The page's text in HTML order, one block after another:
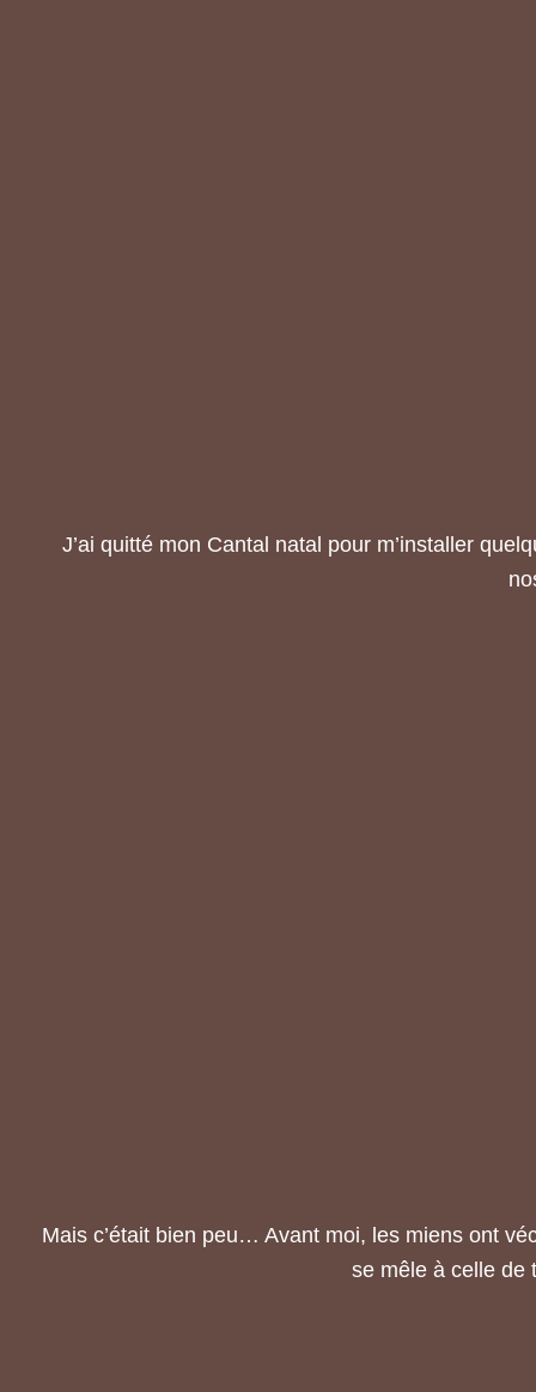
J’ai quitté mon Cantal natal pour m’installer
Mais c’était bien peu… Avant moi, les miens ont
se mêle à celle de